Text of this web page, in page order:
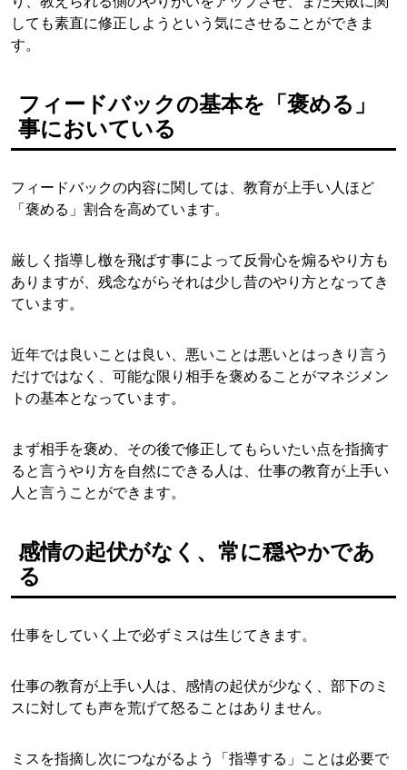
しても素直に修正しようという気にさせることができま
す。
フィードバックの基本を「褒める」
事においている
フィードバックの内容に関しては、教育が上手い人ほど
「褒める」割合を高めています。
厳しく指導し檄を飛ばす事によって反骨心を煽るやり方も
ありますが、残念ながらそれは少し昔のやり方となってき
ています。
近年では良いことは良い、悪いことは悪いとはっきり言う
だけではなく、可能な限り相手を褒めることがマネジメン
トの基本となっています。
まず相手を褒め、その後で修正してもらいたい点を指摘す
ると言うやり方を自然にできる人は、仕事の教育が上手い
人と言うことができます。
感情の起伏がなく、常に穏やかであ
る
仕事をしていく上で必ずミスは生じてきます。
仕事の教育が上手い人は、感情の起伏が少なく、部下のミ
スに対しても声を荒げて怒ることはありません。
ミスを指摘し次につながるよう「指導する」ことは必要で